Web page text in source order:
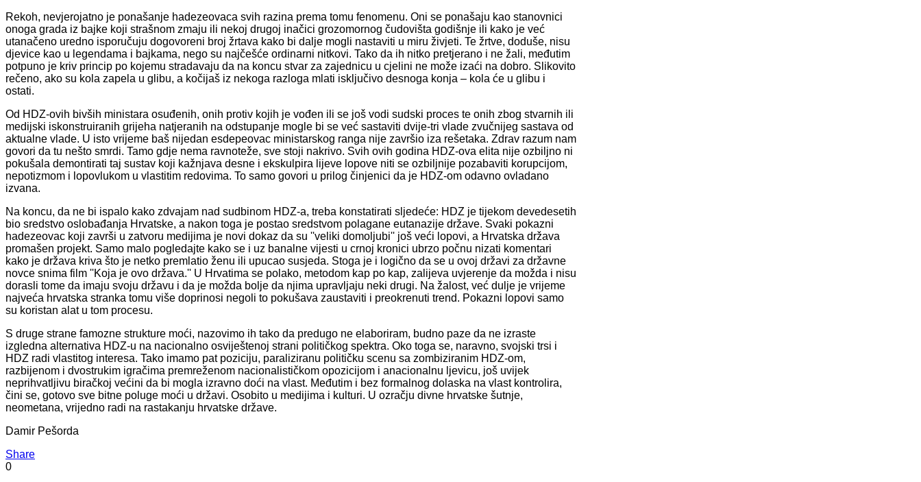
Rekoh, nevjerojatno je ponašanje hadezeovaca svih razina prema tomu fenomenu. Oni se ponašaju kao stanovnici
onoga grada iz bajke koji strašnom zmaju ili nekoj drugoj inačici grozomornog čudovišta godišnje ili kako je već
utanačeno uredno isporučuju dogovoreni broj žrtava kako bi dalje mogli nastaviti u miru živjeti. Te žrtve, doduše, nisu
djevice kao u legendama i bajkama, nego su najčešće ordinarni nitkovi. Tako da ih nitko pretjerano i ne žali, međutim
potpuno je kriv princip po kojemu stradavaju da na koncu stvar za zajednicu u cjelini ne može izaći na dobro. Slikovito
rečeno, ako su kola zapela u glibu, a kočijaš iz nekoga razloga mlati isključivo desnoga konja – kola će u glibu i
ostati.
Od HDZ-ovih bivših ministara osuđenih, onih protiv kojih je vođen ili se još vodi sudski proces te onih zbog stvarnih ili
medijski iskonstruiranih grijeha natjeranih na odstupanje mogle bi se već sastaviti dvije-tri vlade zvučnijeg sastava od
aktualne vlade. U isto vrijeme baš nijedan esdepeovac ministarskog ranga nije završio iza rešetaka. Zdrav razum nam
govori da tu nešto smrdi. Tamo gdje nema ravnoteže, sve stoji nakrivo. Svih ovih godina HDZ-ova elita nije ozbiljno ni
pokušala demontirati taj sustav koji kažnjava desne i ekskulpira lijeve lopove niti se ozbiljnije pozabaviti korupcijom,
nepotizmom i lopovlukom u vlastitim redovima. To samo govori u prilog činjenici da je HDZ-om odavno ovladano
izvana.
Na koncu, da ne bi ispalo kako zdvajam nad sudbinom HDZ-a, treba konstatirati sljedeće: HDZ je tijekom devedesetih
bio sredstvo oslobađanja Hrvatske, a nakon toga je postao sredstvom polagane eutanazije države. Svaki pokazni
hadezeovac koji završi u zatvoru medijima je novi dokaz da su ''veliki domoljubi'' još veći lopovi, a Hrvatska država
promašen projekt. Samo malo pogledajte kako se i uz banalne vijesti u crnoj kronici ubrzo počnu nizati komentari
kako je država kriva što je netko premlatio ženu ili upucao susjeda. Stoga je i logično da se u ovoj državi za državne
novce snima film ''Koja je ovo država.'' U Hrvatima se polako, metodom kap po kap, zalijeva uvjerenje da možda i nisu
dorasli tome da imaju svoju državu i da je možda bolje da njima upravljaju neki drugi. Na žalost, već dulje je vrijeme
najveća hrvatska stranka tomu više doprinosi negoli to pokušava zaustaviti i preokrenuti trend. Pokazni lopovi samo
su koristan alat u tom procesu.
S druge strane famozne strukture moći, nazovimo ih tako da predugo ne elaboriram, budno paze da ne izraste
izgledna alternativa HDZ-u na nacionalno osviještenoj strani političkog spektra. Oko toga se, naravno, svojski trsi i
HDZ radi vlastitog interesa. Tako imamo pat poziciju, paraliziranu političku scenu sa zombiziranim HDZ-om,
razbijenom i dvostrukim igračima premreženom nacionalističkom opozicijom i anacionalnu ljevicu, još uvijek
neprihvatljivu biračkoj većini da bi mogla izravno doći na vlast. Međutim i bez formalnog dolaska na vlast kontrolira,
čini se, gotovo sve bitne poluge moći u državi. Osobito u medijima i kulturi. U ozračju divne hrvatske šutnje,
neometana, vrijedno radi na rastakanju hrvatske države.
Damir Pešorda
Share
0